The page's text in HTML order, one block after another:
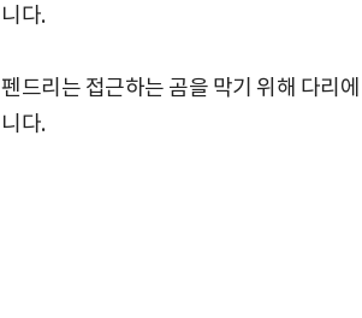
니다.
펜드리는 접근하는 곰을 막기 위해 다리
니다.